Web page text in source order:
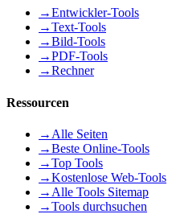
→Entwickler-Tools
→Text-Tools
→Bild-Tools
→PDF-Tools
→Rechner
Ressourcen
→ Alle Seiten
→Beste Online-Tools
→Top Tools
→Kostenlose Web-Tools
→ Alle Tools Sitemap
→Tools durchsuchen